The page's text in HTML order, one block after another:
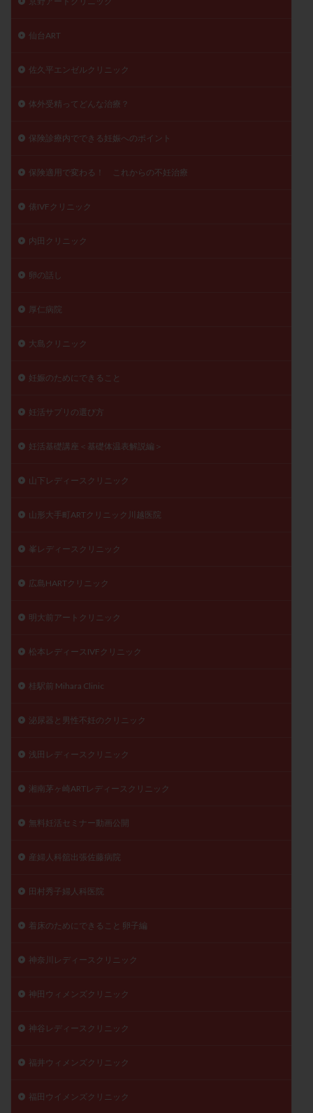
仙台ART
佐久平エンゼルクリニック
体外受精ってどんな治療？
保険診療内でできる妊娠へのポイント
保険適用で変わる！ これからの不妊治療
俵IVFクリニック
内田クリニック
卵の話し
厚仁病院
大島クリニック
妊娠のためにできること
妊活サプリの選び方
妊活基礎講座＜基礎体温表解説編＞
山下レディースクリニック
山形大手町ARTクリニック川越医院
峯レディースクリニック
広島HARTクリニック
明大前アートクリニック
松本レディースIVFクリニック
桂駅前 Mihara Clinic
泌尿器と男性不妊のクリニック
浅田レディースクリニック
湘南茅ヶ崎ARTレディースクリニック
無料妊活セミナー動画公開
産婦人科舘出張佐藤病院
田村秀子婦人科医院
着床のためにできること 卵子編
神奈川レディースクリニック
神田ウィメンズクリニック
神谷レディースクリニック
福井ウィメンズクリニック
福田ウイメンズクリニック